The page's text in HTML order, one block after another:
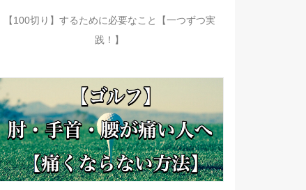
【100切り】するために必要なこと【一つずつ実
践！】